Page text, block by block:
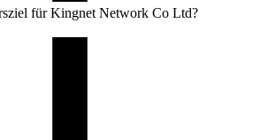
für Kingnet Network Co Ltd?